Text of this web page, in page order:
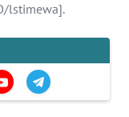
lstimewa].